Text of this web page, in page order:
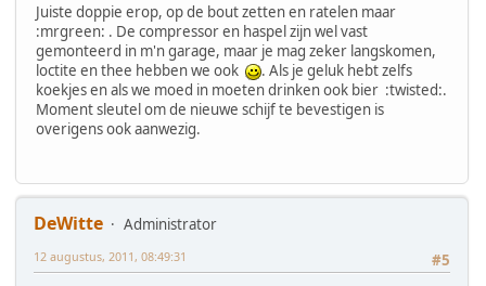
Juiste doppie erop, op de bout zetten en ratelen maar
:mrgreen: . De compressor en haspel zijn wel vast
gemonteerd in m'n garage, maar je mag zeker langskomen,
loctite en thee hebben we ook
. Als je geluk hebt zelfs
koekjes en als we moed in moeten drinken ook bier :twisted:.
Moment sleutel om de nieuwe schijf te bevestigen is
overigens ook aanwezig.
DeWitte
Administrator
#5
12 augustus, 2011, 08:49:31